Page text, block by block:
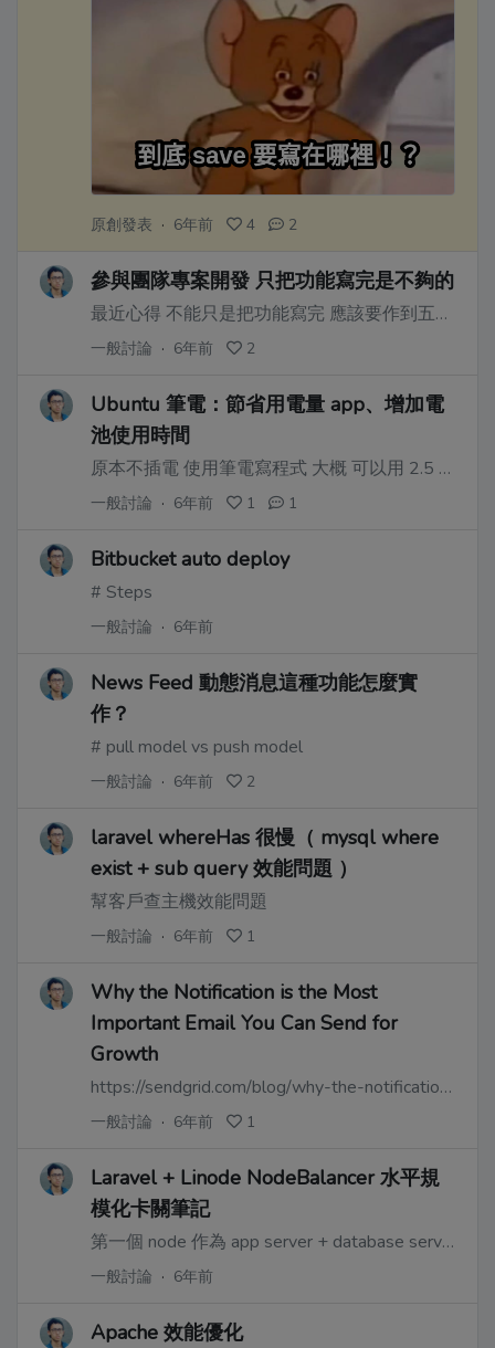
原創發表 · 6年前 4 2
參與團隊專案開發 只把功能寫完是不夠的
最近心得 不能只是把功能寫完 應該要作到五件事
一般討論 · 6年前 2
Ubuntu 筆電：節省用電量 app、增加電
池使用時間
原本不插電 使用筆電寫程式 大概 可以用 2.5 小時左右
一般討論 · 6年前 1 1
Bitbucket auto deploy
# Steps
一般討論 · 6年前
News Feed 動態消息這種功能怎麼實
作？
# pull model vs push model
一般討論 · 6年前 2
laravel whereHas 很慢（ mysql where
exist + sub query 效能問題 ）
幫客戶查主機效能問題
一般討論 · 6年前 1
Why the Notification is the Most
Important Email You Can Send for
Growth
https://sendgrid.com/blog/why-the-notification-is-the-most-important-email-you-can-send-for-growth/
一般討論 · 6年前 1
Laravel + Linode NodeBalancer 水平規
模化卡關筆記
第一個 node 作為 app server + database server，使用 apache 有點慢
一般討論 · 6年前
Apache 效能優化